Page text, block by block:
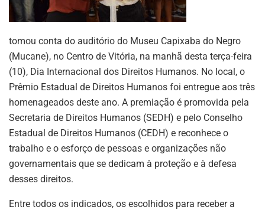
tomou conta do auditório do Museu Capixaba do Negro
(Mucane), no Centro de Vitória, na manhã desta terça-feira
(10), Dia Internacional dos Direitos Humanos. No local, o
Prêmio Estadual de Direitos Humanos foi entregue aos três
homenageados deste ano. A premiação é promovida pela
Secretaria de Direitos Humanos (SEDH) e pelo Conselho
Estadual de Direitos Humanos (CEDH) e reconhece o
trabalho e o esforço de pessoas e organizações não
governamentais que se dedicam à proteção e à defesa
desses direitos.
Entre todos os indicados, os escolhidos para receber a